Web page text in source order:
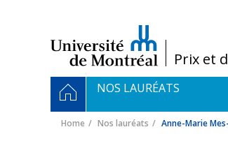
/Prix et
Navigation
principale
HOMENOS LAURÉATS
Home Nos lauréats Anne-Marie